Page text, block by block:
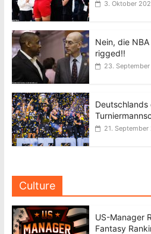
3. Oktober
Nein, die
rigged!!
23.
Deutschlands
21. September
Culture
US-Manager
Fantasy